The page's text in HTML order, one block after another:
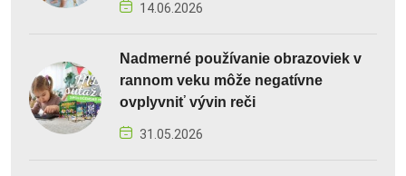
14.06.2026
Nadmerné používanie obrazoviek v
rannom veku môže negatívne
ovplyvniť vývin reči
31.05.2026